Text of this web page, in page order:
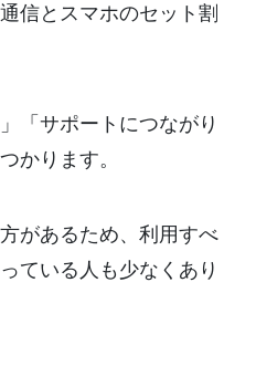
信とスマホのセット割
「サポートにつながり
かります。
があるため、利用すべ
ている人も少なくあり